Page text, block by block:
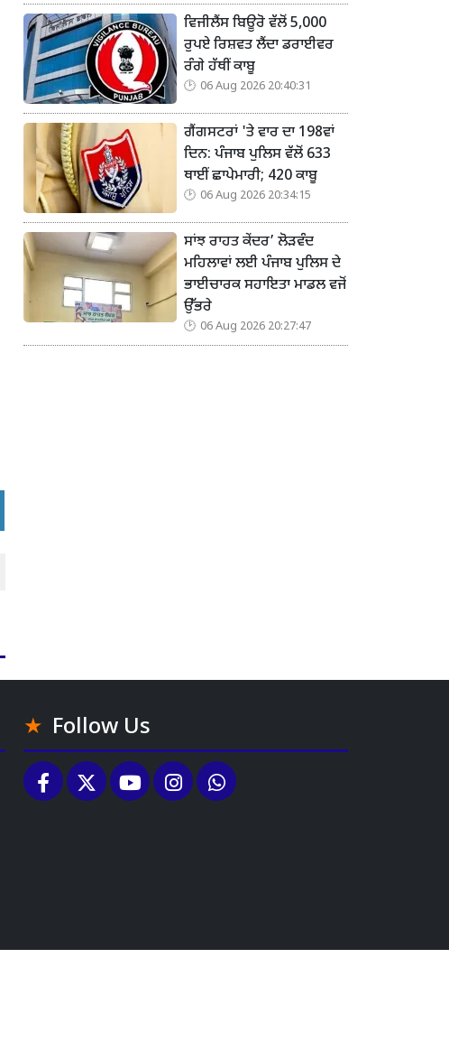
ਵਿਜੀਲੈਂਸ ਬਿਊਰੋ ਵੱਲੋਂ 5,000
ਰੁਪਏ ਰਿਸ਼ਵਤ ਲੈਂਦਾ ਡਰਾਈਵਰ
ਰੰਗੇ ਹੱਥੀਂ ਕਾਬੂ
06 Aug 2026 20:40:31
ਗੈਂਗਸਟਰਾਂ 'ਤੇ ਵਾਰ ਦਾ 198ਵਾਂ
ਦਿਨ: ਪੰਜਾਬ ਪੁਲਿਸ ਵੱਲੋਂ 633
ਥਾਈਂ ਛਾਪੇਮਾਰੀ; 420 ਕਾਬੂ
06 Aug 2026 20:34:15
ਸਾਂਝ ਰਾਹਤ ਕੇਂਦਰ’ ਲੋੜਵੰਦ
ਮਹਿਲਾਵਾਂ ਲਈ ਪੰਜਾਬ ਪੁਲਿਸ ਦੇ
ਭਾਈਚਾਰਕ ਸਹਾਇਤਾ ਮਾਡਲ ਵਜੋਂ
ਉੱਭਰੇ
06 Aug 2026 20:27:47
Follow Us